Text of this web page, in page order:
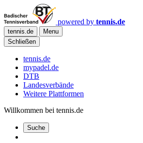
powered by tennis.de
tennis.de
Menu
Schließen
tennis.de
mypadel.de
DTB
Landesverbände
Weitere Plattformen
Willkommen bei tennis.de
Suche